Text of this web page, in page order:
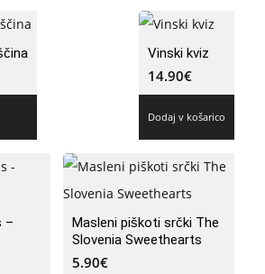
Vinski kviz
14.90€
Dodaj v košarico
–
Masleni piškoti srčki The
Slovenia Sweethearts
5.90€